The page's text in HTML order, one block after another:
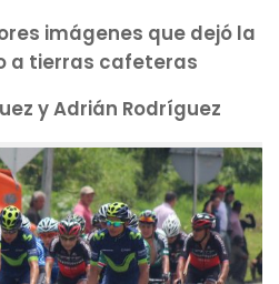
imágenes que dejó la
a tierras cafeteras
y Adrián Rodríguez